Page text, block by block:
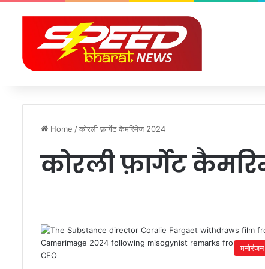
Home /कोरली फ़ार्गेट कैमरिमेज 2024
कोरली फ़ार्गेट
मनोरंजन